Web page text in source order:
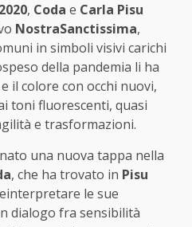
2020, Coda e Carla Pisu
NostraSanctissima,
in simboli visivi carichi
della pandemia li ha
il colore con occhi nuovi,
toni fluorescenti, quasi
e trasformazioni.
una nuova tappa nella
, che ha trovato in Pisu
le sue
dialogo fra sensibilità